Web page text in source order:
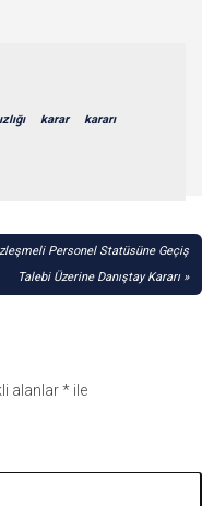
karar kararı
Personel Statüsüne Geçiş
Talebi Üzerine Danıştay Kararı
alanlar* ile